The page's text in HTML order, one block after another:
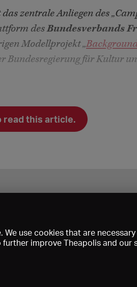
zentrale Anliegen des
desBundesverbands
Modellprojekt „
Bundesregierung für Kultur
read this article.
use cookies that are
improve Theapolis and our